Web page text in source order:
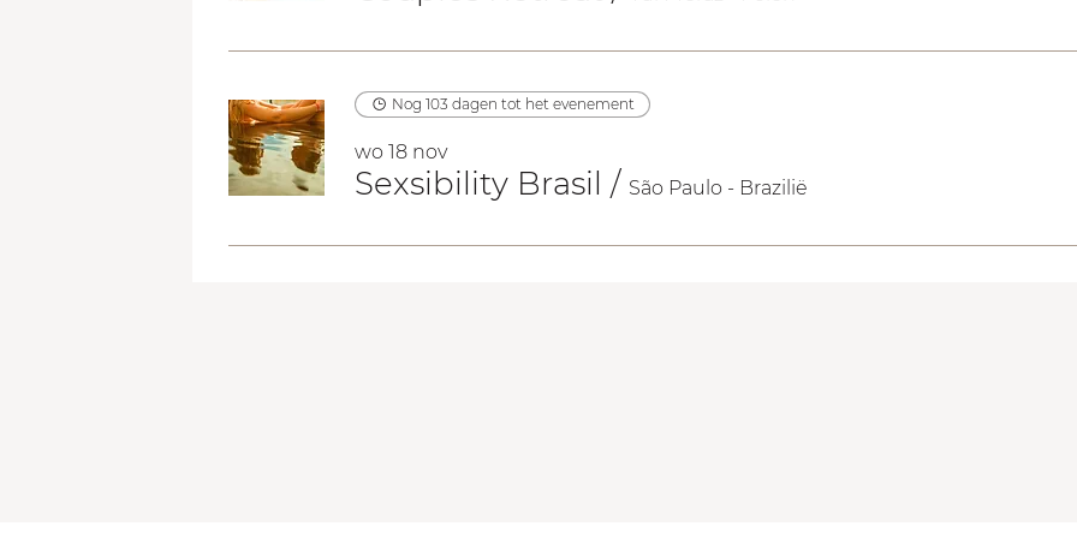
Nog 103 dagen tot het evenement
wo 18 nov
Sexsibility Brasil / São Paulo - Brazilië